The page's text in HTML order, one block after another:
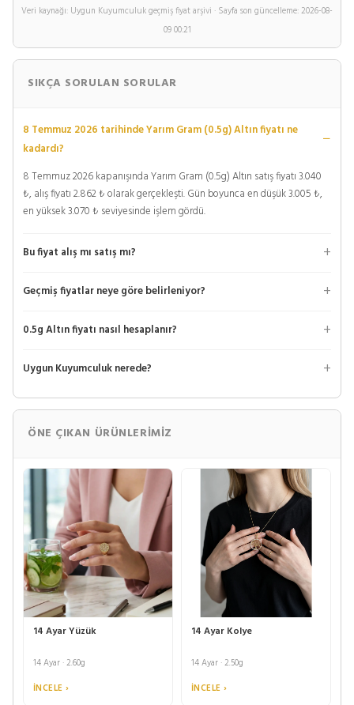
Veri kaynağı: Uygun Kuyumculuk geçmiş fiyat arşivi · Sayfa son güncelleme: 2026-08-
09 00:21
SIKÇA SORULAN SORULAR
8 Temmuz 2026 tarihinde Yarım Gram (0.5g) Altın fiyatı ne
kadardı?
8 Temmuz 2026 kapanışında Yarım Gram (0.5g) Altın satış fiyatı 3.040
₺, alış fiyatı 2.862 ₺ olarak gerçekleşti. Gün boyunca en düşük 3.005 ₺,
en yüksek 3.070 ₺ seviyesinde işlem gördü.
Bu fiyat alış mı satış mı?
Geçmiş fiyatlar neye göre belirleniyor?
0.5g Altın fiyatı nasıl hesaplanır?
Uygun Kuyumculuk nerede?
ÖNE ÇIKAN ÜRÜNLERIMIZ
14 Ayar Yüzük
14 Ayar · 2.60g
İNCELE ›
14 Ayar Kolye
14 Ayar · 2.50g
İNCELE ›